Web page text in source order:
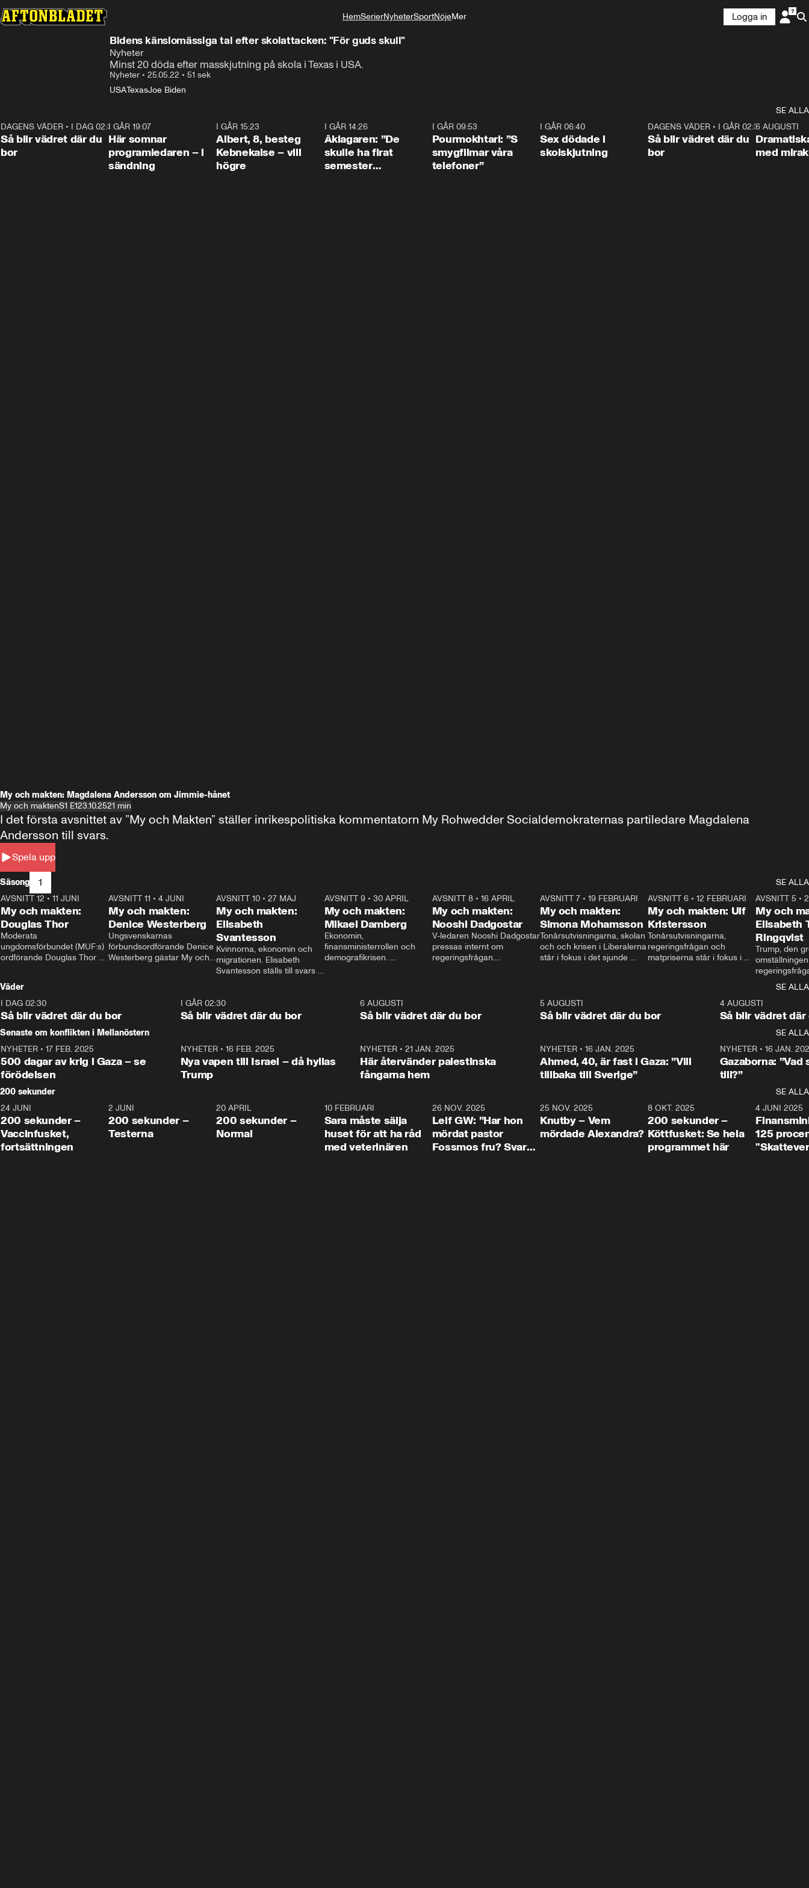
HemSerierNyheterSportNöjeMer
Logga in
Bidens känslomässiga tal efter skolattacken: "För guds skull"
Nyheter
Minst 20 döda efter masskjutning på skola i Texas i USA.
Nyheter • 25.05.22 • 51 sek
USATexasJoe Biden
SE ALLA
1:06
DAGENS VÄDER • I DAG 02:30
Så blir vädret där du
bor
I GÅR 19:07
Här somnar
programledaren – i
sändning
I GÅR 15:23
Albert, 8, besteg
Kebnekaise – vill
högre
I GÅR 14:26
Åklagaren: ”De
skulle ha firat
semester
I GÅR 09:53
Pourmokhtari: ”S
smygfilmar våra
telefoner”
I GÅR 06:40
Sex dödade i
skolskjutning
1:06
DAGENS VÄDER • I GÅR 02:30
Så blir vädret där du
bor
6 AUGUSTI
med
My och makten: Magdalena Andersson om Jimmie-hånet
My och maktenS1 E123.10.2521 min
Spela upp
I det första avsnittet av ”My och Makten” ställer inrikespolitiska kommentatorn My Rohwedder Socialdemokraternas partiledare Magdalena
Andersson till svars.
Säsong 1
SE ALLA
26:27
AVSNITT 12 • 11 JUNI
My och makten:
Douglas Thor
Moderata
ungdomsförbundet (MUF:s)
ordförande Douglas Thor
tonårsutvisningarna och hur
Moderaterna ska locka
väljare till valet i höst.
23:40
AVSNITT 11 •4 JUNI
My och makten:
Denice Westerberg
Ungsvenskarnas
förbundsordförande Denice
Westerberg gästar My och
AVSNITT 10 •27 MAJ
My och makten:
Elisabeth
Svantesson
Kvinnorna, ekonomin och
migrationen. Elisabeth
Svantesson ställs till svars
AVSNITT 9• 30 APRIL
My och makten:
Mikael Damberg
Ekonomin,
finansministerrollen och
demografikrisen.
och Makten.
AVSNITT 8• 16 APRIL
My och makten:
Nooshi Dadgostar
V-ledaren Nooshi Dadgostar
pressas internt om
regeringsfrågan.
– Vi ställer upp i val. Ska vi
vara med så sitter vi förstås
24:30
AVSNITT 7• 19 FEBRUARI
My och makten:
Simona Mohamsson
Tonårsutvisningarna, skolan
och och krisen i Liberalerna
står i fokus i det sjunde
kommentator My
Rohwedder ställer
utbildnings- och
Mohamsson till svars.
27:30
AVSNITT 6 •12 FEBRUARI
My och makten: Ulf
Kristersson
Tonårsutvisningarna,
regeringsfrågan och
matpriserna står i fokus i
Rohwedder ställer
statsminister Ulf Kristersson
AVSNITT 5 •
My och
Elisabeth
Ringqvist
Trump, den
centrum i
avsnittet av
Makten”. Se
Aftonbladets
Rohwedder
Thand Ring
Väder
SE ALLA
I DAG 02:30
Så blir vädret där du bor
1:06
I GÅR 02:30
Så blir vädret där du bor
6 AUGUSTI
Så blir vädret där du bor
5 AUGUSTI
Så blir vädret där du bor
4 AUGUSTI
Så blir vädret där
Senaste om konflikten i Mellanöstern
SE ALLA
NYHETER • 17 FEB. 2025
500 dagar av krig i Gaza – se
förödelsen
NYHETER• 16 FEB. 2025
Nya vapen till Israel – då hyllas
Trump
NYHETER •21 JAN. 2025
Här återvänder palestinska
fångarna hem
NYHETER• 16 JAN. 2025
Ahmed, 40, är fast i Gaza: ”Vill
tillbaka till Sverige”
NYHETER• 16 JAN.
Gazaborna:
till?”
200 sekunder
SE ALLA
5:00
24 JUNI
200 sekunder –
Vaccinfusket,
fortsättningen
4:23
2 JUNI
200 sekunder –
Testerna
20 APRIL
200 sekunder –
Normal
10 FEBRUARI
Sara måste sälja
huset för att ha råd
med veterinären
26 NOV. 2025
Leif GW: ”Har hon
mördat pastor
Fossmos fru? Svar
31:05
25 NOV. 2025
Knutby – Vem
mördade Alexandra?
4:29
8 OKT. 2025
200 sekunder –
Köttfusket: Se hela
programmet här
4 JUNI 2025
125